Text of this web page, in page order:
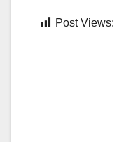
Post Views: